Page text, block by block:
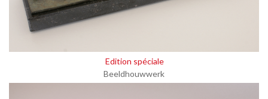
Edition spéciale
Beeldhouwwerk